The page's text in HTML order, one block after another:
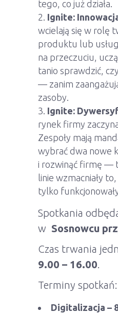
tego, co już działa.
Ignite:
wcielają się w rolę
produktu lub
na przeczuciu,
tanio sprawdzić,
— zanim
zasoby.
Ignite:
rynek firmy
Zespoły mają
wybrać dwa nowe
i rozwinąć firmę —
linie wzmacniały
tylko
Spotkania
w Sosnowcu
Czas trwania
9.00 – 16.00.
Terminy spotkań:
Digitalizacja –